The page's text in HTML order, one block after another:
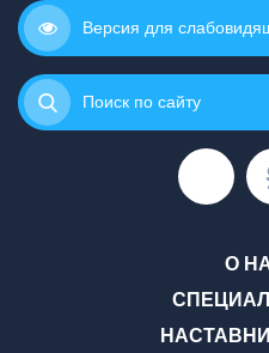
Версия для
Поиск по сайту
О